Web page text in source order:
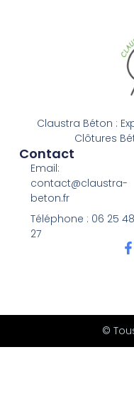
Claustra Béton :
Clôtures
Contact
Email:
contact@claustra-
beton.fr
Téléphone : ‭06 25
27‬
©